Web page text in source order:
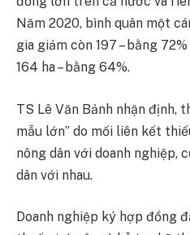
Năm 2020, bình quân một
gia giảm còn 197 – bằng
164 ha – bằng 64%.
TS Lê Văn Bảnh nhận định,
mẫu lớn” do mối liên kết
nông dân với doanh nghiệp,
dân với nhau.
Doanh nghiệp ký hợp đồng